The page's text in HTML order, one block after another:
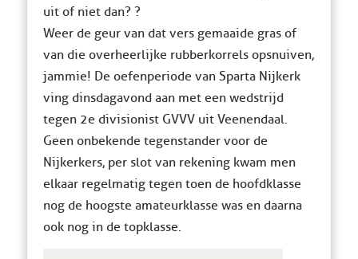
uit of niet dan? ?
Weer de geur van dat vers gemaaide gras of
van die overheerlijke rubberkorrels opsnuiven,
jammie! De oefenperiode van Sparta Nijkerk
ving dinsdagavond aan met een wedstrijd
tegen 2e divisionist GVVV uit Veenendaal.
Geen onbekende tegenstander voor de
Nijkerkers, per slot van rekening kwam men
elkaar regelmatig tegen toen de hoofdklasse
nog de hoogste amateurklasse was en daarna
ook nog in de topklasse.